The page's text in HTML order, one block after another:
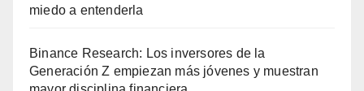
miedo a entenderla
Binance Research: Los inversores de la
Generación Z empiezan más jóvenes y muestran